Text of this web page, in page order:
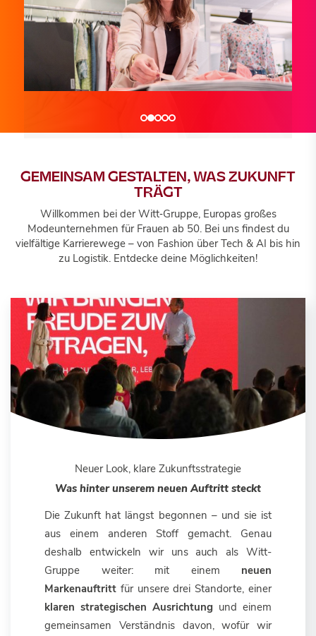
Jobportal
Jobportal
Jobportal
GEMEINSAM GESTALTEN, WAS ZUKUNFT
TRÄGT
Willkommen bei der Witt‑Gruppe, Europas großes
Modeunternehmen für Frauen ab 50. Bei uns findest du
vielfältige Karrierewege – von Fashion über Tech & AI bis hin
zu Logistik. Entdecke deine Möglichkeiten!
Neuer Look, klare Zukunftsstrategie
Was hinter unserem neuen Auftritt steckt
Die Zukunft hat längst begonnen – und sie ist
aus einem anderen Stoff gemacht. Genau
deshalb entwickeln wir uns auch als Witt-
Gruppe weiter: mit einem neuen
Markenauftritt für unsere drei Standorte, einer
klaren strategischen Ausrichtung und einem
gemeinsamen Verständnis davon, wofür wir